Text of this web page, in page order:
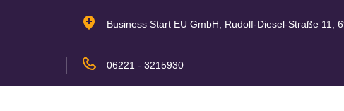
Business Start EU GmbH, Rudolf-Diesel-Straße 11,
06221 - 3215930